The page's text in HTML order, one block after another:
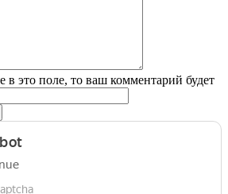
в это поле, то ваш комментарий будет